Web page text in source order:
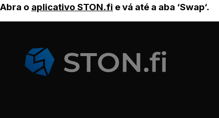
Abra o aplicativo STON.fi e vá até a aba ‘Swap‘.